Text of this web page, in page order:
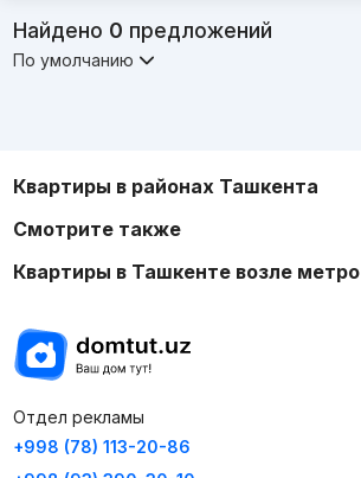
Найдено 0 предложений
По умолчанию
Квартиры в районах Ташкента
Смотрите также
Квартиры в Ташкенте возле метро
Отдел рекламы
+998 (78) 113-20-86